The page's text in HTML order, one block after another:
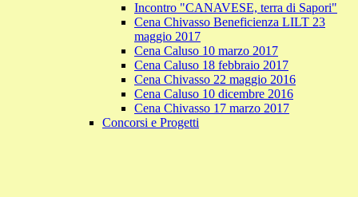
Incontro "CANAVESE, terra di Sapori"
Cena Chivasso Beneficienza LILT 23
maggio 2017
Cena Caluso 10 marzo 2017
Cena Caluso 18 febbraio 2017
Cena Chivasso 22 maggio 2016
Cena Caluso 10 dicembre 2016
Cena Chivasso 17 marzo 2017
Concorsi e Progetti